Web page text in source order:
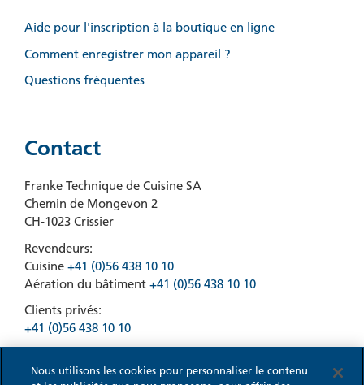
Aide pour l'inscription à la boutique en ligne
Comment enregistrer mon appareil ?
Questions fréquentes
Contact
Franke Technique de Cuisine SA
Chemin de Mongevon 2
CH-1023 Crissier
Revendeurs:
Cuisine +41 (0)56 438 10 10
Aération du bâtiment +41 (0)56 438 10 10
Clients privés:
+41 (0)56 438 10 10
Nous utilisons les cookies pour personnaliser le contenu